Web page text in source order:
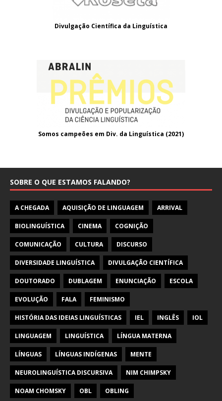
Divulgação Científica da Linguística
Somos campeões em Div. da Linguística (2021)
SOBRE O QUE ESTAMOS FALANDO?
A CHEGADA AQUISIÇÃO DE LINGUAGEM ARRIVAL
BIOLINGUÍSTICA CINEMA COGNIÇÃO
COMUNICAÇÃO CULTURA DISCURSO
DIVERSIDADE LINGUÍSTICA DIVULGAÇÃO CIENTÍFICA
DOUTORADO DUBLAGEM ENUNCIAÇÃO ESCOLA
EVOLUÇÃO FALA FEMINISMO
HISTÓRIA DAS IDEIAS LINGUÍSTICAS IEL INGLÊS IOL
LINGUAGEM LINGUÍSTICA LÍNGUA MATERNA
LÍNGUAS LÍNGUAS INDÍGENAS MENTE
NEUROLINGUÍSTICA DISCURSIVA NIM CHIMPSKY
NOAM CHOMSKY OBL OBLING